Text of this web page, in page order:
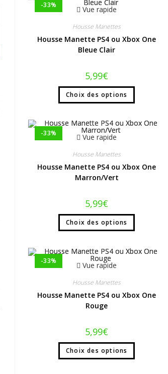
-33% Vue rapide
Housse Manettes
Housse Manette PS4 ou Xbox One
Bleue Clair
5,99€
Choix des options
-33% Vue rapide
Housse Manettes
Housse Manette PS4 ou Xbox One
Marron/Vert
5,99€
Choix des options
-33% Vue rapide
Housse Manettes
Housse Manette PS4 ou Xbox One
Rouge
5,99€
Choix des options